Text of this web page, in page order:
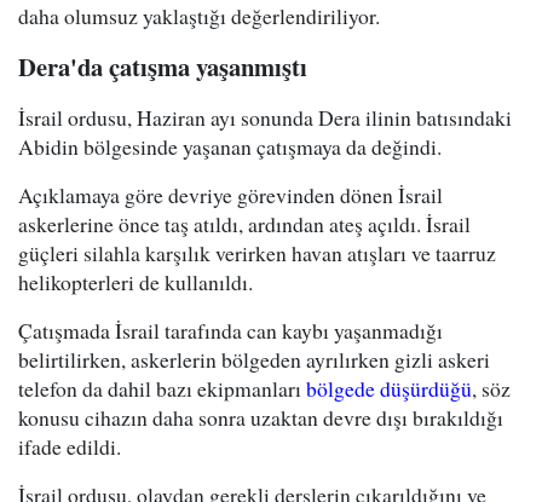
daha olumsuz yaklaştığı değerlendiriliyor.
Dera'da çatışma yaşanmıştı
İsrail ordusu, Haziran ayı sonunda Dera ilinin batısındaki
Abidin bölgesinde yaşanan çatışmaya da değindi.
Açıklamaya göre devriye görevinden dönen İsrail
askerlerine önce taş atıldı, ardından ateş açıldı. İsrail
güçleri silahla karşılık verirken havan atışları ve taarruz
helikopterleri de kullanıldı.
Çatışmada İsrail tarafında can kaybı yaşanmadığı
belirtilirken, askerlerin bölgeden ayrılırken gizli askeri
telefon da dahil bazı ekipmanları bölgede düşürdüğü, söz
konusu cihazın daha sonra uzaktan devre dışı bırakıldığı
ifade edildi.
İsrail ordusu, olaydan gerekli derslerin çıkarıldığını ve